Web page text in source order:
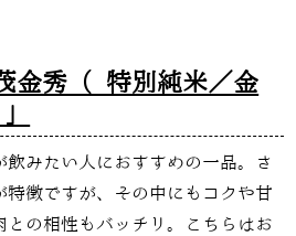
金秀（ 特別純米／金
飲みたい人におすすめの一品。さ
特徴ですが、その中にもコクや甘
との相性もバッチリ。こちらはお